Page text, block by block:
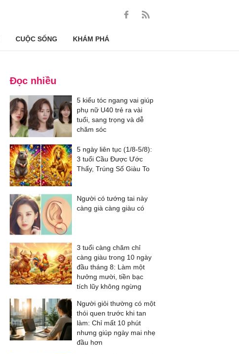
CUỘC SỐNG KHÁM PHÁ
Đọc nhiều
5 kiểu tóc ngang vai giúp
phụ nữ U40 trẻ ra vài
tuổi, sang trọng và dễ
chăm sóc
5 ngày liên tục (1/8-5/8):
3 tuổi Cầu Được Ước
Thấy, Trúng Số Giàu To
Người có tướng tai này
càng già càng giàu có
3 tuổi càng chăm chỉ
càng giàu trong 10 ngày
đầu tháng 8: Làm một
hưởng mười, tiền bạc
tích lũy không ngừng
Người giỏi thường có một
thói quen trước khi tan
làm: Chỉ mất 10 phút
nhưng giúp ngày mai nhẹ
đầu hơn